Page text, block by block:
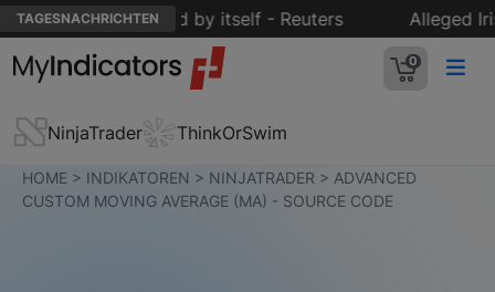
TAGESNACHRICHTEN
crude oil demand by itself - Reuters Alleged
0
NinjaTrader ThinkOrSwim
HOME > INDIKATOREN > NINJATRADER > ADVANCED
CUSTOM MOVING AVERAGE (MA) - SOURCE CODE